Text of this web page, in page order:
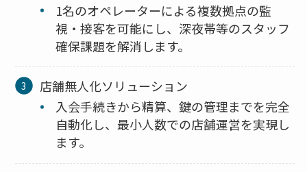
1名のオペレーターによる複数拠点の監
視・接客を可能にし、深夜帯等のスタッフ
確保課題を解消します。
店舗無人化ソリューション
入会手続きから精算、鍵の管理までを完全
自動化し、最小人数での店舗運営を実現し
ます。